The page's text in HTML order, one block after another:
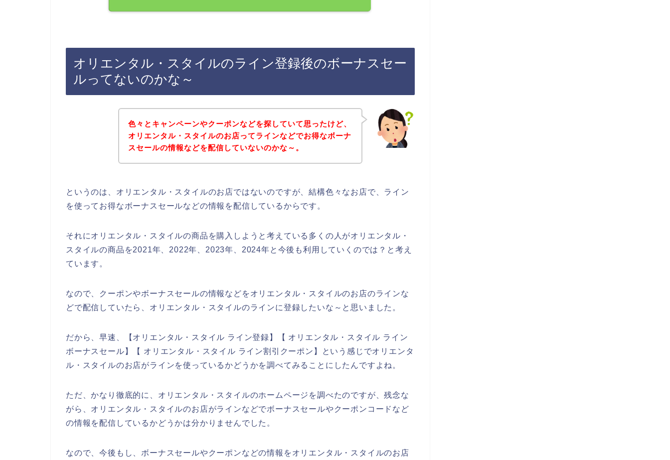
オリエンタル・スタイルのライン登録後のボーナスセー
ルってないのかな～
色々とキャンペーンやクーポンなどを探していて思ったけど、
オリエンタル・スタイルのお店ってラインなどでお得なボーナ
スセールの情報などを配信していないのかな～。
というのは、オリエンタル・スタイルのお店ではないのですが、結構色々なお店で、ライン
を使ってお得なボーナスセールなどの情報を配信しているからです。
それにオリエンタル・スタイルの商品を購入しようと考えている多くの人がオリエンタル・
スタイルの商品を2021年、2022年、2023年、2024年と今後も利用していくのでは？と考え
ています。
なので、クーポンやボーナスセールの情報などをオリエンタル・スタイルのお店のラインな
どで配信していたら、オリエンタル・スタイルのラインに登録したいな～と思いました。
だから、早速、【オリエンタル・スタイル ライン登録】【 オリエンタル・スタイル ライン
ボーナスセール】【 オリエンタル・スタイル ライン割引クーポン】という感じでオリエンタ
ル・スタイルのお店がラインを使っているかどうかを調べてみることにしたんですよね。
ただ、かなり徹底的に、オリエンタル・スタイルのホームページを調べたのですが、残念な
がら、オリエンタル・スタイルのお店がラインなどでボーナスセールやクーポンコードなど
の情報を配信しているかどうかは分かりませんでした。
なので、今後もし、ボーナスセールやクーポンなどの情報をオリエンタル・スタイルのお店